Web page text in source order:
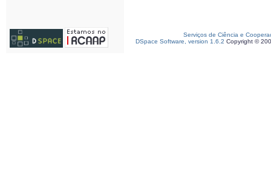
Serviços de Ciência e
DSpace Software, version 1.6.2 Copyright ©